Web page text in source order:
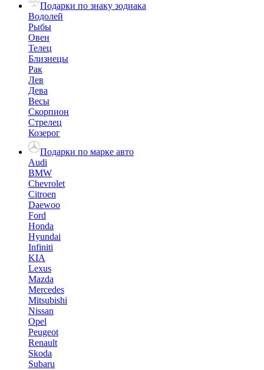
Подарки по знаку зодиака
Водолей
Рыбы
Овен
Телец
Близнецы
Рак
Лев
Дева
Весы
Скорпион
Стрелец
Козерог
Подарки по марке авто
Audi
BMW
Chevrolet
Citroen
Daewoo
Ford
Honda
Hyundai
Infiniti
KIA
Lexus
Mazda
Mercedes
Mitsubishi
Nissan
Opel
Peugeot
Renault
Skoda
Subaru